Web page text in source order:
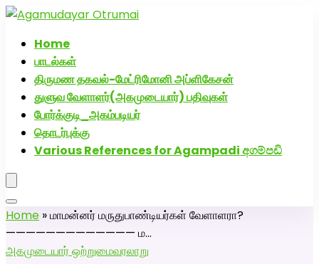
Home
பாடல்கள்
திருமண தகவல்-மேட்ரிமோனி அப்ளிகேசன்
துளுவ வேளாளர்(அகமுடையார்) பதிவுகள்
போர்க்குடி_அகம்படியர்
தொடர்புக்கு
Various References for Agampadi අගම්පඩි
Home »மாமன்னர் மருதுபாண்டியர்கள் வேளாளரா?
————————————— ம…
அகமுடையார் ஒற்றுமைவரலாறு
அகமுடையார் திருமண வரன்களுக்கு அகமுடையார்மேட்ரி-